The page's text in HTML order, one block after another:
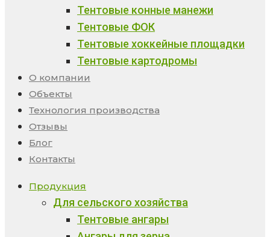
Тентовые конные манежи
Тентовые ФОК
Тентовые хоккейные площадки
Тентовые картодромы
О компании
Объекты
Технология производства
Отзывы
Блог
Контакты
Продукция
Для сельского хозяйства
Тентовые ангары